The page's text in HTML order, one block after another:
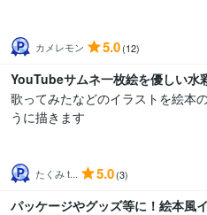
カメレモン 5.0(12)
YouTubeサムネ一枚絵を優しい水
歌ってみたなどのイラストを絵本
うに描きます
たくみ t... 5.0(3)
パッケージやグッズ等に！絵本風